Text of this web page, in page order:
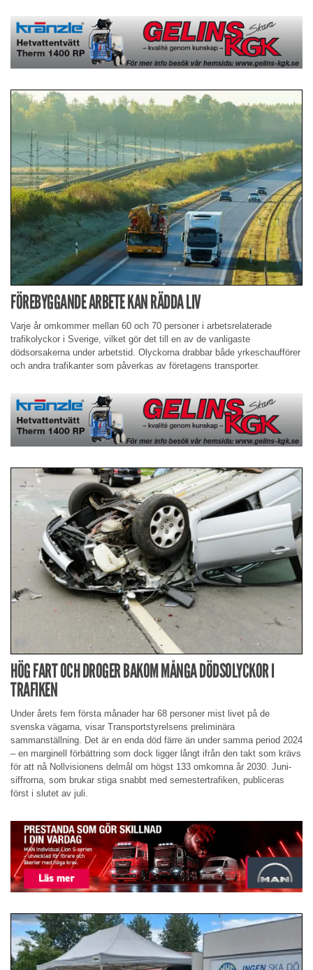
FÖREBYGGANDE ARBETE KAN RÄDDA LIV
Varje år omkommer mellan 60 och 70 personer i arbetsrelaterade
trafikolyckor i Sverige, vilket gör det till en av de vanligaste
dödsorsakerna under arbetstid. Olyckorna drabbar både yrkeschaufförer
och andra trafikanter som påverkas av företagens transporter.
HÖG FART OCH DROGER BAKOM MÅNGA DÖDSOLYCKOR I
TRAFIKEN
Under årets fem första månader har 68 personer mist livet på de
svenska vägarna, visar Transportstyrelsens preliminära
sammanställning. Det är en enda död färre än under samma period 2024
– en marginell förbättring som dock ligger långt ifrån den takt som krävs
för att nå Nollvisionens delmål om högst 133 omkomna år 2030. Juni­
siffrorna, som brukar stiga snabbt med semestertrafiken, publiceras
först i slutet av juli.